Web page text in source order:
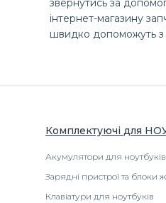
звернутись за
інтернет-магазину
швидко допоможуть
Комплектуючі для
Акумулятори для ноутбуків
Зарядні пристрої та блоки
Клавіатури для ноутбуків